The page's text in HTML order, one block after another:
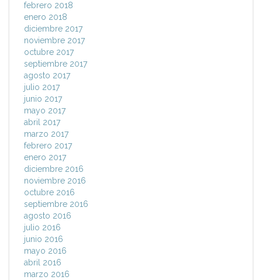
febrero 2018
enero 2018
diciembre 2017
noviembre 2017
octubre 2017
septiembre 2017
agosto 2017
julio 2017
junio 2017
mayo 2017
abril 2017
marzo 2017
febrero 2017
enero 2017
diciembre 2016
noviembre 2016
octubre 2016
septiembre 2016
agosto 2016
julio 2016
junio 2016
mayo 2016
abril 2016
marzo 2016